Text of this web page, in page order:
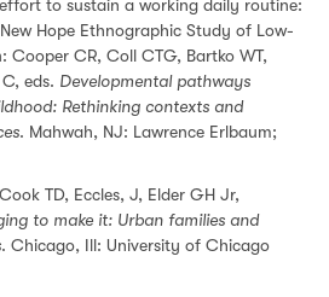
to sustain a working daily routine:
Hope Ethnographic Study of Low-
Cooper CR, Coll CTG, Bartko WT,
eds. Developmental pathways
Rethinking contexts and
. Mahwah, NJ: Lawrence Erlbaum;
TD, Eccles, J, Elder GH Jr,
to make it: Urban families and
. Chicago, Ill: University of Chicago